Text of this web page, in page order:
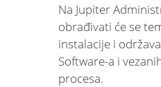
Na Jupiter
obrađivati će se
instalacije i
Software-a i
procesa.